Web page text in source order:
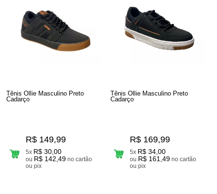
Tênis Ollie Masculino Preto
Cadarço
R$ 149,99
5x R$ 30,00
ou R$ 142,49 no cartão
ou pix
Tênis Ollie Masculino Preto
Cadarço
R$ 169,99
5x R$ 34,00
ou R$ 161,49 no cartão
ou pix